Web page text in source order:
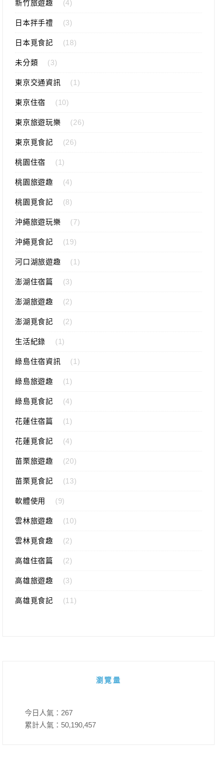
新竹旅遊趣 (4)
日本拌手禮 (3)
日本覓食記 (18)
未分類 (3)
東京交通資訊 (1)
東京住宿 (10)
東京旅遊玩樂 (26)
東京覓食記 (26)
桃園住宿 (1)
桃園旅遊趣 (4)
桃園覓食記 (8)
沖繩旅遊玩樂 (7)
沖繩覓食記 (19)
河口湖旅遊趣 (1)
澎湖住宿篇 (3)
澎湖旅遊趣 (2)
澎湖覓食記 (2)
生活紀錄 (1)
綠島住宿資訊 (1)
綠島旅遊趣 (1)
綠島覓食記 (4)
花蓮住宿篇 (1)
花蓮覓食記 (4)
苗栗旅遊趣 (20)
苗栗覓食記 (13)
軟體使用 (9)
雲林旅遊趣 (10)
雲林覓食趣 (2)
高雄住宿篇 (2)
高雄旅遊趣 (3)
高雄覓食記 (11)
瀏覽量
今日人氣： 267
累計人氣： 50,190,457